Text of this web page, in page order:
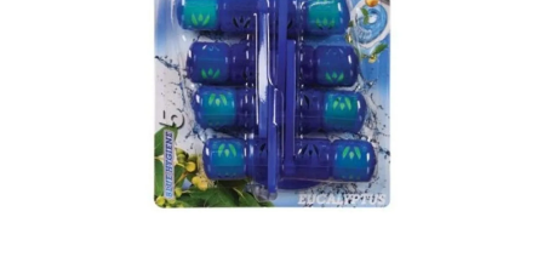
WC Meister závěska do WC lesní vůně - 45 g
WC Meister ZÁVĚS DO WC 45 g - exotické květy
WC Meister Alpen Frisch barvicí závěska 45 g
Bref Power Aktiv WC blok Lemon 2 x 50 g